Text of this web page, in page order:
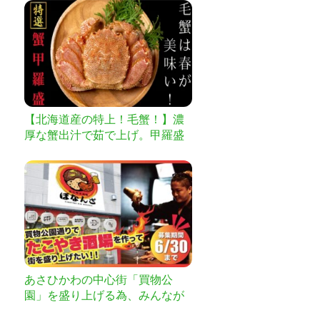
【北海道産の特上！毛蟹！】濃
厚な蟹出汁で茹で上げ。甲羅盛
あさひかわの中心街「買物公
園」を盛り上げる為、みんなが